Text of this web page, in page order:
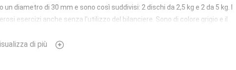
un diametro di 30 mm e sono così suddivisi: 2 dischi da 2,5 kg e 2 da 5 kg. I
esercizi anche senza l'utilizzo del bilanciere. Sono di colore grigio e il
di più